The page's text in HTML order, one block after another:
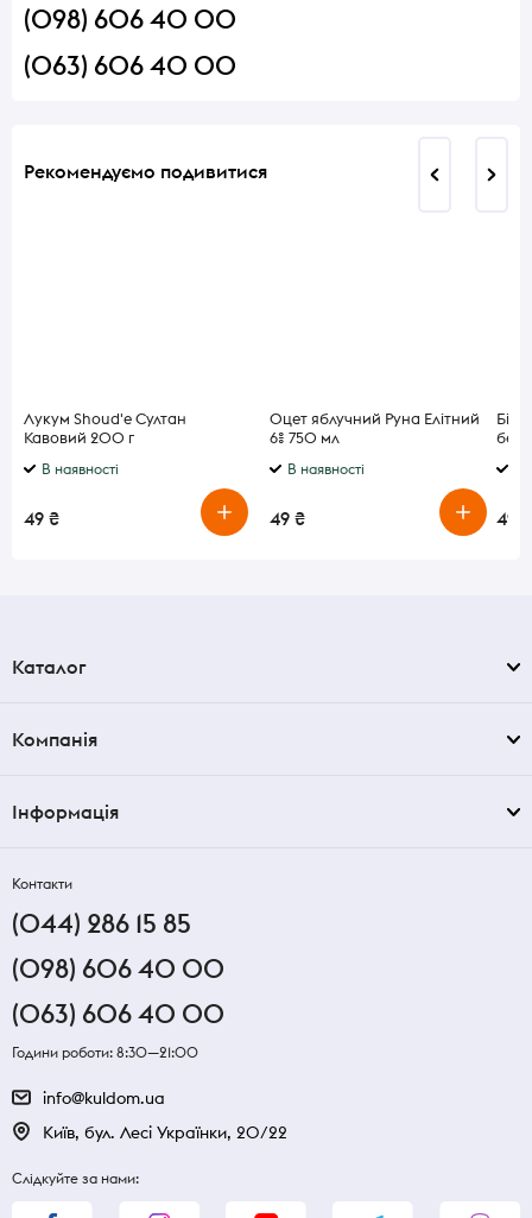
(098) 606 40 00
(063) 606 40 00
Рекомендуємо подивитися
Лукум Shoud'e Султан
Кавовий 200 г
В наявності
49 ₴
Оцет яблучний Руна Елітний
6% 750 мл
В наявності
49 ₴ 49 ₴
Каталог
Компанія
Інформація
Контакти
(044) 286 15 85
(098) 606 40 00
(063) 606 40 00
Години роботи: 8:30—21:00
info@kuldom.ua
Київ, бул. Лесі Українки, 20/22
Слідкуйте за нами: